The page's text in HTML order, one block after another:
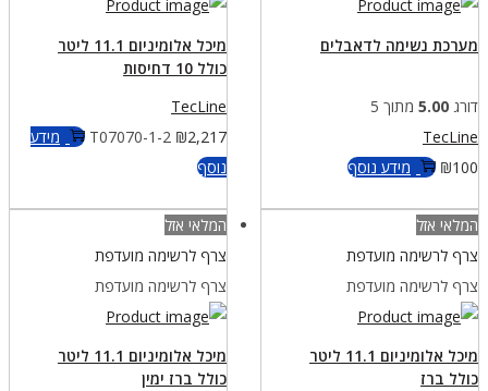
מערכת נשימה לדאבלים
דורג 5.00 מתוך 5
TecLine
₪100 מידע נוסף
מיכל אלומיניום 11.1 ליטר
כולל 10 דחיסות
TecLine
T07070-1-2 ₪2,217
מידע
נוסף
המלאי אזל
צרף לרשימה מועדפת
צרף לרשימה מועדפת
מיכל אלומיניום 11.1 ליטר
כולל ברז
המלאי אזל
צרף לרשימה מועדפת
צרף לרשימה מועדפת
מיכל אלומיניום 11.1 ליטר
כולל ברז ימין